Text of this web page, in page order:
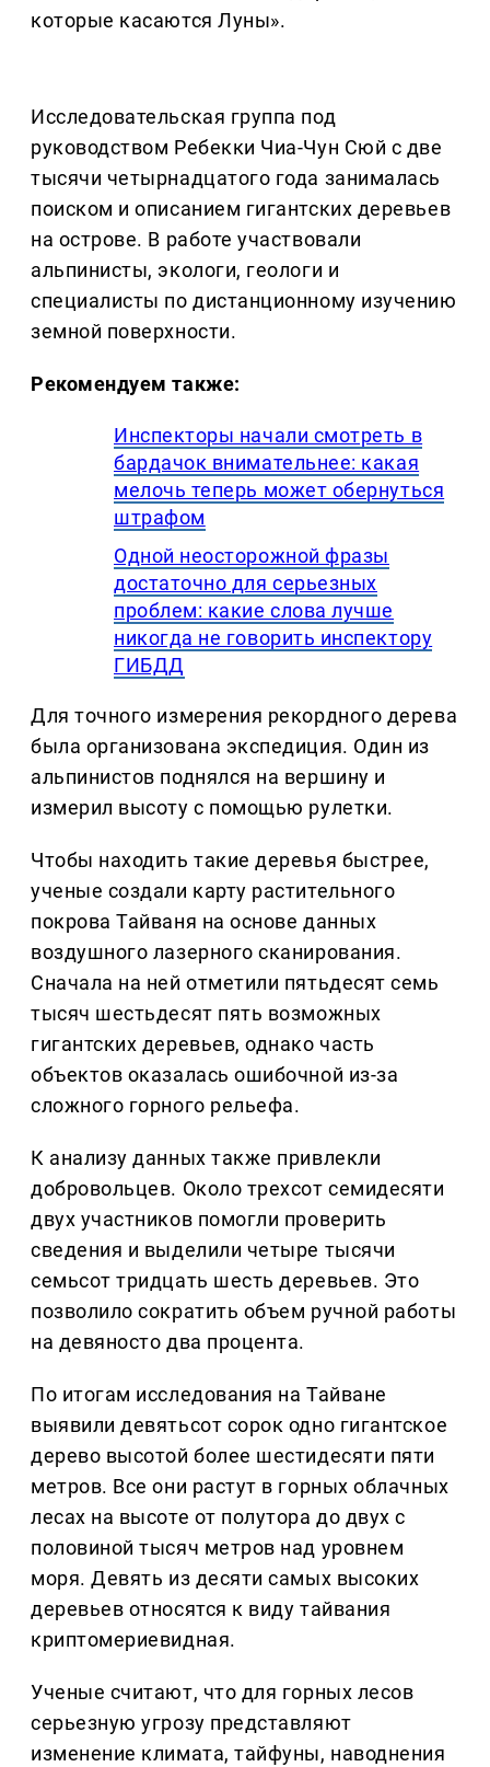
которые касаются Луны».
Исследовательская группа под
руководством Ребекки Чиа-Чун Сюй с две
тысячи четырнадцатого года занималась
поиском и описанием гигантских деревьев
на острове. В работе участвовали
альпинисты, экологи, геологи и
специалисты по дистанционному изучению
земной поверхности.
Рекомендуем также:
Инспекторы начали смотреть в
бардачок внимательнее: какая
мелочь теперь может обернуться
штрафом
Одной неосторожной фразы
достаточно для серьезных
проблем: какие слова лучше
никогда не говорить инспектору
ГИБДД
Для точного измерения рекордного дерева
была организована экспедиция. Один из
альпинистов поднялся на вершину и
измерил высоту с помощью рулетки.
Чтобы находить такие деревья быстрее,
ученые создали карту растительного
покрова Тайваня на основе данных
воздушного лазерного сканирования.
Сначала на ней отметили пятьдесят семь
тысяч шестьдесят пять возможных
гигантских деревьев, однако часть
объектов оказалась ошибочной из-за
сложного горного рельефа.
К анализу данных также привлекли
добровольцев. Около трехсот семидесяти
двух участников помогли проверить
сведения и выделили четыре тысячи
семьсот тридцать шесть деревьев. Это
позволило сократить объем ручной работы
на девяносто два процента.
По итогам исследования на Тайване
выявили девятьсот сорок одно гигантское
дерево высотой более шестидесяти пяти
метров. Все они растут в горных облачных
лесах на высоте от полутора до двух с
половиной тысяч метров над уровнем
моря. Девять из десяти самых высоких
деревьев относятся к виду тайвания
криптомериевидная.
Ученые считают, что для горных лесов
серьезную угрозу представляют
изменение климата, тайфуны, наводнения